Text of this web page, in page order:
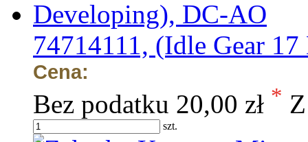
74714111, (Idle Gear
Cena:
Bez podatku 20,00 zł *
szt.